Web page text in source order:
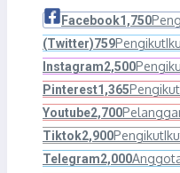
Facebook1,750
(Twitter)759Pengikut
Instagram2,500
Pinterest1,365Pengikut
Youtube2,700
Tiktok2,900Pengikut
Telegram2,000